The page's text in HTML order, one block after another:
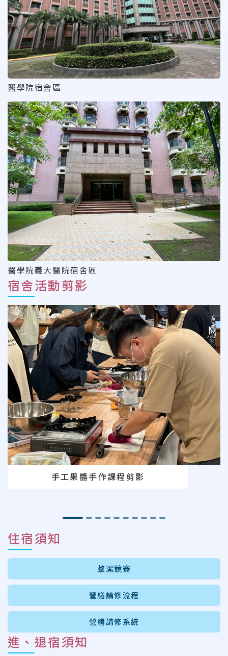
醫學院宿舍區
醫學院義大醫院宿舍區
宿舍活動剪影
手工果醬手作課程剪影
住宿須知
整潔競賽
營繕請修流程
營繕請修系統
進、退宿須知